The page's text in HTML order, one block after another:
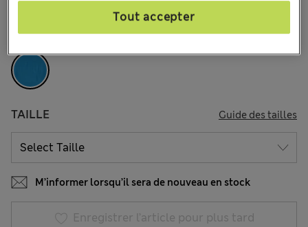
Bleu Martin-Pêcheur
Épuisé
TAILLE Guide des tailles
M’informer lorsqu’il sera de nouveau en stock
Enregistrer l’article pour plus tard
Tout accepter